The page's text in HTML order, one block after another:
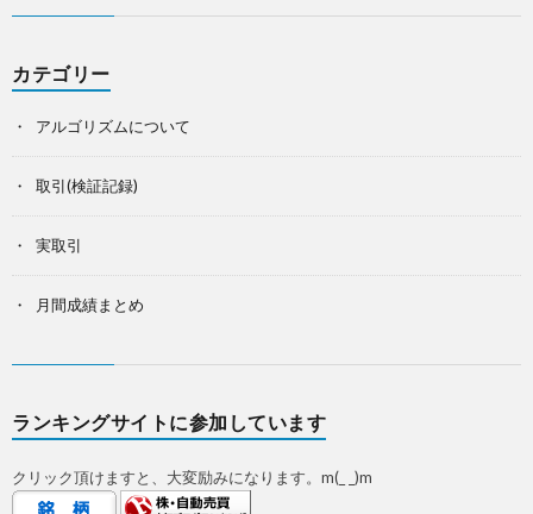
カテゴリー
アルゴリズムについて
取引(検証記録)
実取引
月間成績まとめ
ランキングサイトに参加しています
クリック頂けますと、大変励みになります。m(_ _)m